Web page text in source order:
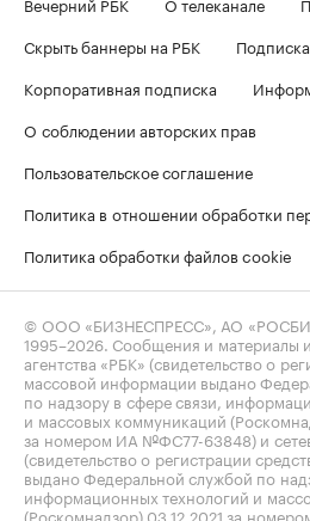
Скрыть баннеры на РБК
Корпоративная подписка
О соблюдении авторских прав
Пользовательское соглашение
Политика в отношении обработки
Политика обработки файлов cookie
© ООО «БИЗНЕСПРЕСС», АО
1995–2026 . Сообщения и
агентства «РБК» (свидетельство о
массовой информации выдано
по надзору в сфере связи,
и массовых коммуникаций
за номером ИА №ФС77-63848) и
(свидетельство о регистрации
выдано Федеральной службой по
информационных технологий и
(Роскомнадзор) 03.12.2021 за